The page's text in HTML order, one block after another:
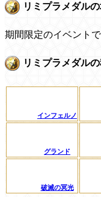
リミプラメダル
期間限定のイベント
リミプラメダル
インフェルノ
グランド
破滅の冥光